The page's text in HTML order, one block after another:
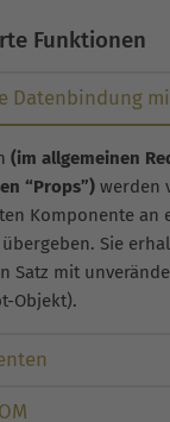
Funktionen
Datenbindung
(im allgemeinen
“Props”) werden
Komponente an
Sie
Satz mit
Objekt).